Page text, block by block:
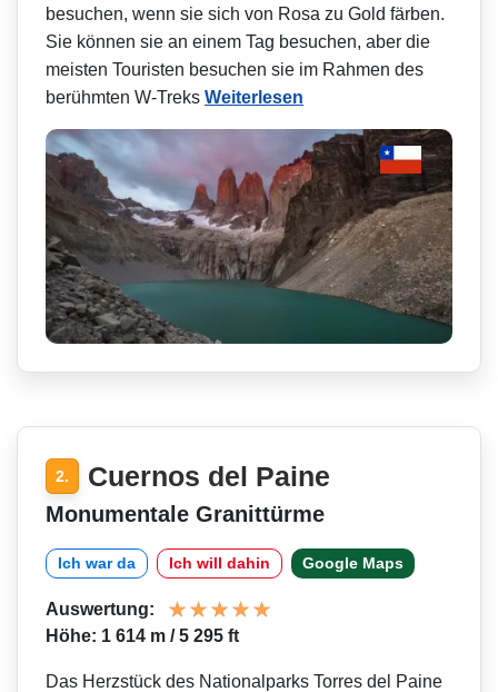
besuchen, wenn sie sich von Rosa zu Gold färben.
Sie können sie an einem Tag besuchen, aber die
meisten Touristen besuchen sie im Rahmen des
berühmten W-Treks Weiterlesen
2. Cuernos del Paine
Monumentale Granittürme
Ich war da Ich will dahin Google Maps
Auswertung:
Höhe: 1 614 m / 5 295 ft
Das Herzstück des Nationalparks Torres del Paine